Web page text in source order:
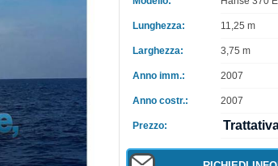
Lunghezza: 11,25 m
Larghezza: 3,75 m
Anno imm.: 2007
Anno costr.: 2007
Prezzo: